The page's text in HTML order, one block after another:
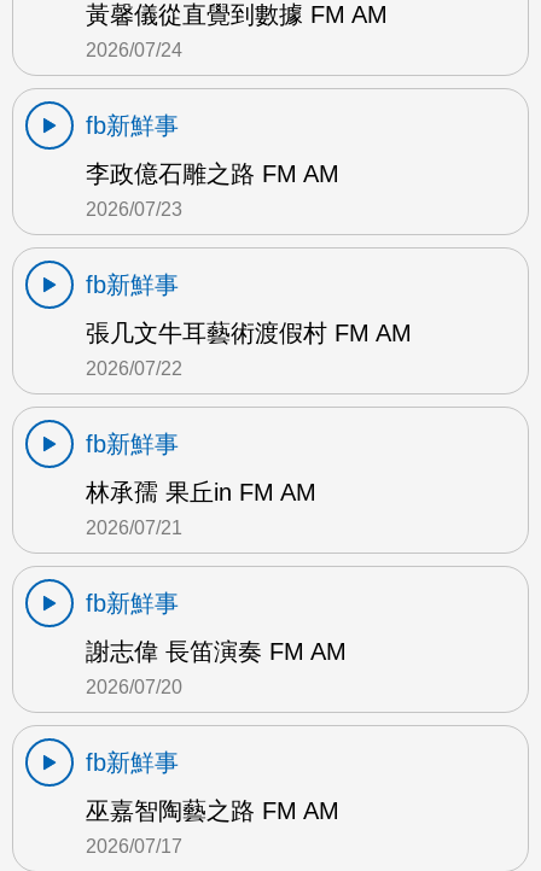
黃馨儀從直覺到數據 FM AM
2026/07/24
fb新鮮事
李政億石雕之路 FM AM
2026/07/23
fb新鮮事
張几文牛耳藝術渡假村 FM AM
2026/07/22
fb新鮮事
林承孺 果丘in FM AM
2026/07/21
fb新鮮事
謝志偉 長笛演奏 FM AM
2026/07/20
fb新鮮事
巫嘉智陶藝之路 FM AM
2026/07/17